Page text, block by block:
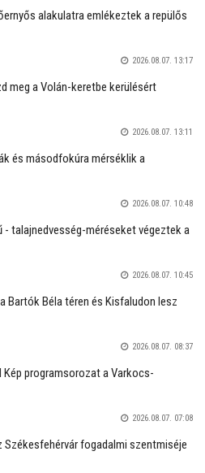
alakulatra emlékeztek a repülős
2026.08.07. 13:17
meg a Volán-keretbe kerülésért
2026.08.07. 13:11
és másodfokúra mérséklik a
2026.08.07. 10:48
- talajnedvesség-méréseket végeztek a
2026.08.07. 10:45
Bartók Béla téren és Kisfaludon lesz
2026.08.07. 08:37
programsorozat a Varkocs-
2026.08.07. 07:08
fogadalmi szentmiséje